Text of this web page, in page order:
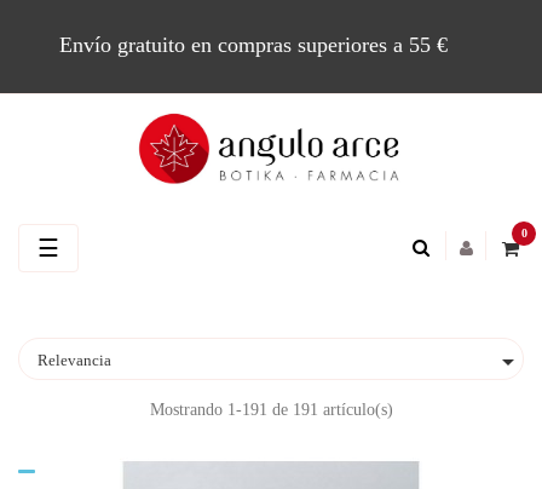
Envío gratuito en compras superiores a 55 €
0
Navegación
☰
Relevancia 
Mostrando 1-191 de 191 artículo(s)